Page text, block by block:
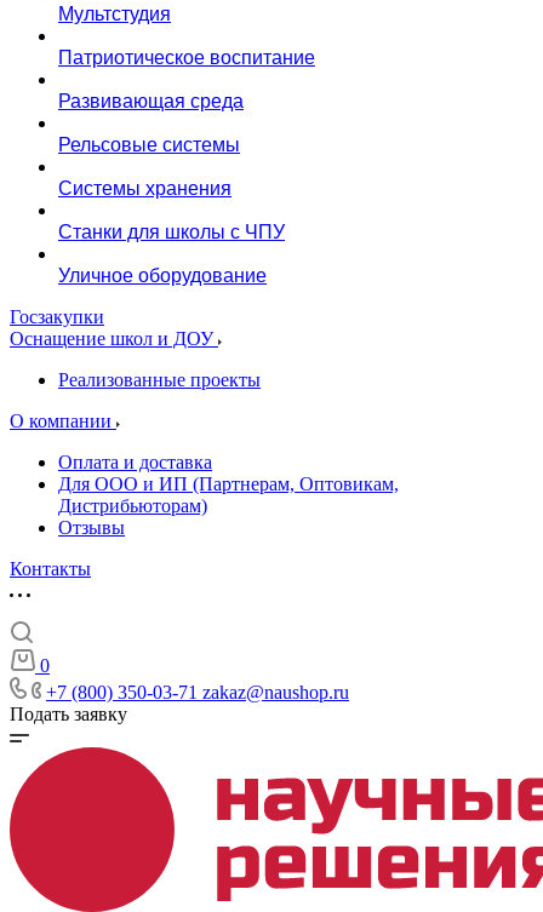
Мультстудия
Патриотическое воспитание
Развивающая среда
Рельсовые системы
Системы хранения
Станки для школы с ЧПУ
Уличное оборудование
Госзакупки
Оснащение школ и ДОУ
Реализованные проекты
О компании
Оплата и доставка
Для ООО и ИП (Партнерам, Оптовикам,
Дистрибьюторам)
Отзывы
Контакты
0
+7 (800) 350-03-71 zakaz@naushop.ru
Подать заявку